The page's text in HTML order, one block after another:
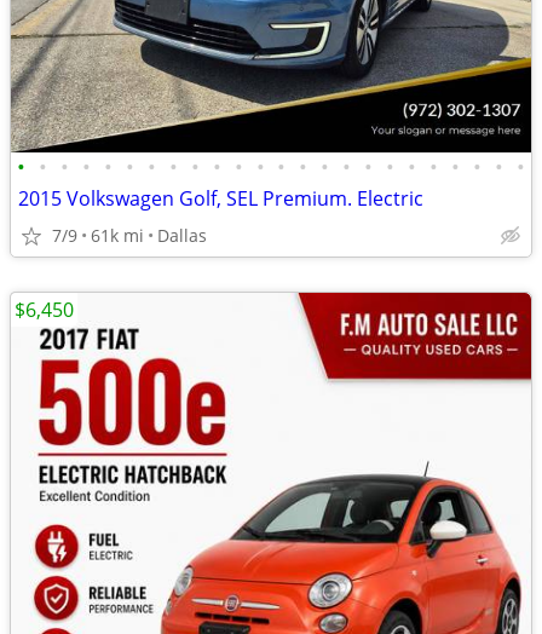
• • • • • • • • • • • • • • • • • • • • • • • •
2015 Volkswagen Golf, SEL Premium. Electric
7/9 61k mi Dallas
$6,450